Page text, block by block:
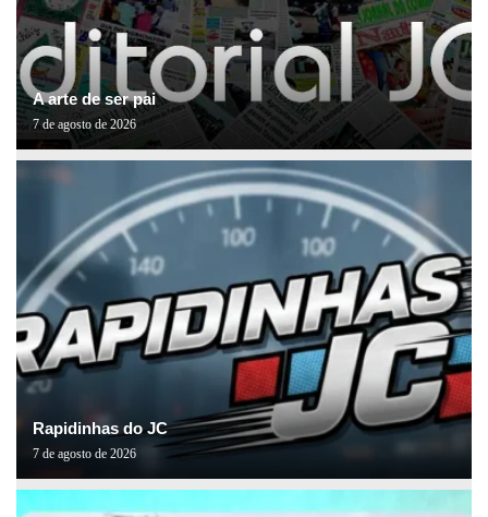
A arte de ser pai
7 de agosto de 2026
Rapidinhas do JC
7 de agosto de 2026